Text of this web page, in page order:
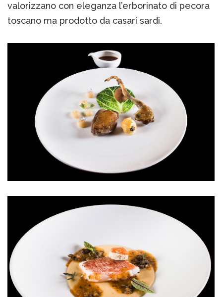
valorizzano con eleganza l’erborinato di pecora
toscano ma prodotto da casari sardi.